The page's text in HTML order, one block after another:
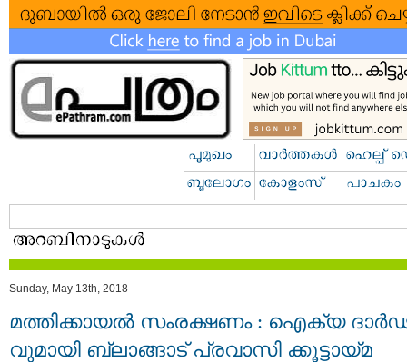
Sunday, May 13th, 2018
മത്തിക്കായൽ സംരക്ഷണം : ഐക്യ
വുമായി ബ്ലാങ്ങാട് പ്രവാസി ക്കൂട്ടായ്മ